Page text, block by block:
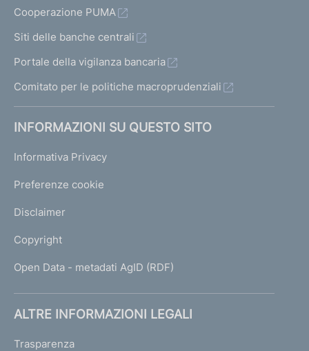
Cooperazione PUMA
Siti delle banche centrali
Portale della vigilanza bancaria
Comitato per le politiche macroprudenziali
INFORMAZIONI SU QUESTO SITO
Informativa Privacy
Preferenze cookie
Disclaimer
Copyright
Open Data - metadati AgID (RDF)
ALTRE INFORMAZIONI LEGALI
Trasparenza